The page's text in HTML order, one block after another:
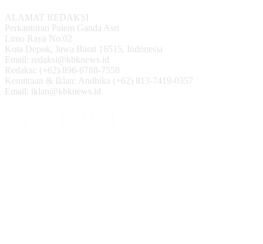
ALAMAT REDAKSI
Perkantoran Palem Ganda Asri
Limo Raya No.02
Kota Depok, Jawa Barat 16515, Indonesia
Email: redaksi@kbknews.id
Redaksi: (+62) 896-6788-7558
Kemitraan & Iklan: Andhika (+62) 813-7419-0357
Email: iklan@kbknews.id